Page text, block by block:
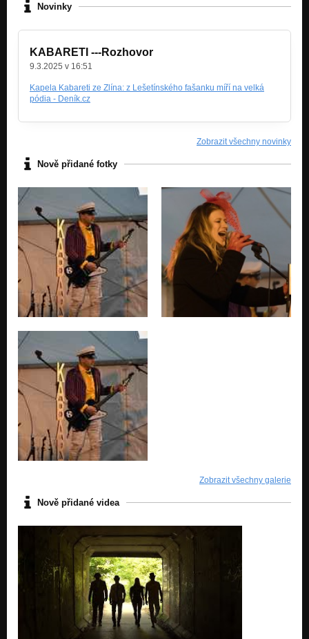
Novinky
KABARETI ---Rozhovor
9.3.2025 v 16:51
Kapela Kabareti ze Zlína: z Lešetínského fašanku míří na velká
pódia - Deník.cz
Zobrazit všechny novinky
Nově přidané fotky
Zobrazit všechny galerie
Nově přidané videa